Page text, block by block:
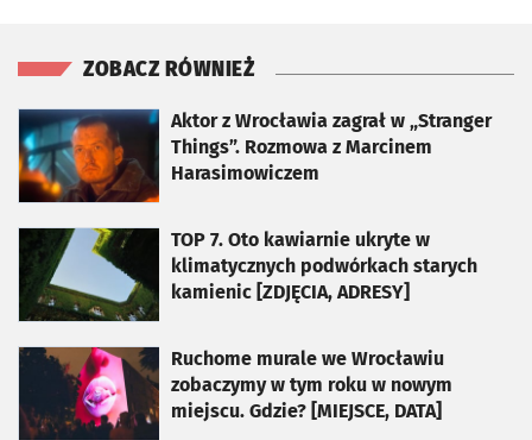
ZOBACZ RÓWNIEŻ
Aktor z Wrocławia zagrał w „Stranger
Things”. Rozmowa z Marcinem
Harasimowiczem
otworzy się w nowej karcie
TOP 7. Oto kawiarnie ukryte w
klimatycznych podwórkach starych
kamienic [ZDJĘCIA, ADRESY]
otworzy się w nowej karcie
Ruchome murale we Wrocławiu
zobaczymy w tym roku w nowym
miejscu. Gdzie? [MIEJSCE, DATA]
otworzy się w nowej karcie